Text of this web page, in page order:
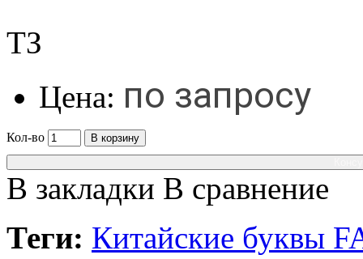
ТЗ
Цена: по запросу
Кол-во
В корзину
В закладки В сравнение
Теги: Китайские буквы